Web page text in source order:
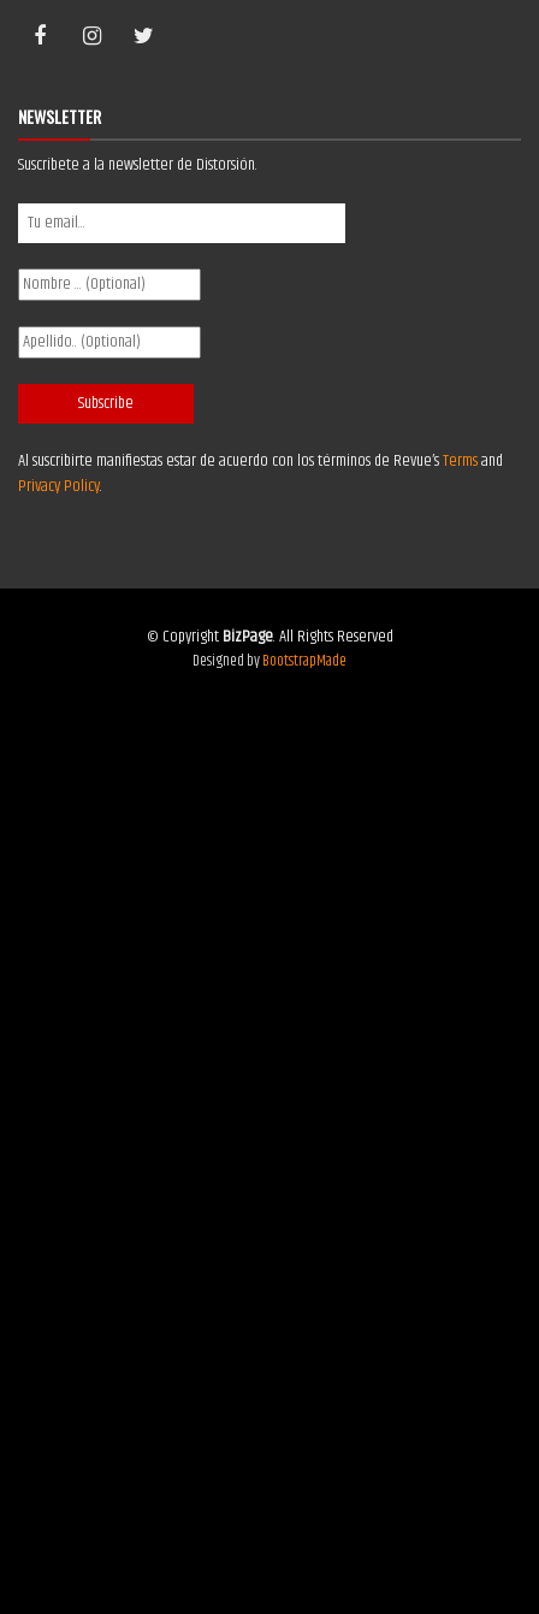
NEWSLETTER
Suscríbete a la newsletter de Distorsión.
Al suscribirte manifiestas estar de acuerdo con los términos de Revue’sTermsand
Privacy Policy.
© CopyrightBizPage. All Rights Reserved
Designed byBootstrapMade